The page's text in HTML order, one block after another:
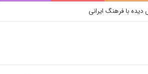
با فرهنگ ایرانی